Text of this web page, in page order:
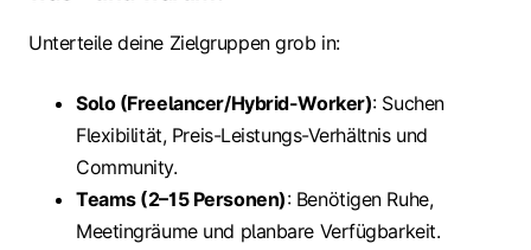
Unterteile deine Zielgruppen grob in:
Solo (Freelancer/Hybrid-Worker): Suchen
Flexibilität, Preis-Leistungs-Verhältnis und
Community.
Teams (2–15 Personen): Benötigen Ruhe,
Meetingräume und planbare Verfügbarkeit.